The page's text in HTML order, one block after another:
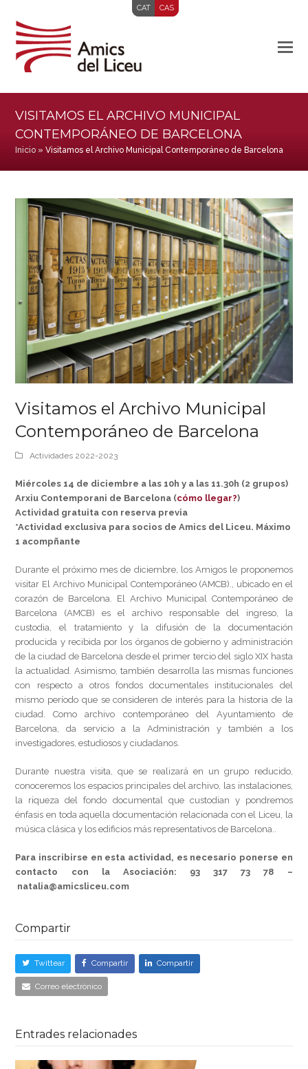
CAT CAS
VISITAMOS EL ARCHIVO MUNICIPAL
CONTEMPORÁNEO DE BARCELONA
Inicio »Visitamos el Archivo Municipal Contemporáneo de Barcelona
Visitamos el Archivo Municipal
Contemporáneo de Barcelona
Actividades 2022-2023
Miércoles 14 de diciembre a las 10h y a las 11.30h (2 grupos)
Arxiu Contemporani de Barcelona (cómo llegar?)
Actividad gratuita con reserva previa
*Actividad exclusiva para socios de Amics del Liceu. Máximo
1 acompñante
Durante el próximo mes de diciembre, los Amigos le proponemos
visitar El Archivo Municipal Contemporáneo (AMCB)., ubicado en el
corazón de Barcelona. El Archivo Municipal Contemporáneo de
Barcelona (AMCB) es el archivo responsable del ingreso, la
custodia, el tratamiento y la difusión de la documentación
producida y recibida por los órganos de gobierno y administración
de la ciudad de Barcelona desde el primer tercio del siglo XIX hasta
la actualidad. Asimismo, también desarrolla las mismas funciones
con respecto a otros fondos documentales institucionales del
mismo período que se consideren de interés para la historia de la
ciudad. Como archivo contemporáneo del Ayuntamiento de
Barcelona, ​​da servicio a la Administración y también a los
investigadores, estudiosos y ciudadanos.
Durante nuestra visita, que se realizará en un grupo reducido,
conoceremos los espacios principales del archivo, las instalaciones,
la riqueza del fondo documental que custodian y pondremos
énfasis en toda aquella documentación relacionada con el Liceu, la
música clásica y los edificios más representativos de Barcelona.
Para inscribirse en esta actividad, es necesario ponerse en
contacto con la Asociación: 93 317 73 78 –
natalia@amicsliceu.com
Compartir
Twittear Compartir Compartir
Correo electrónico
Entrades relacionades